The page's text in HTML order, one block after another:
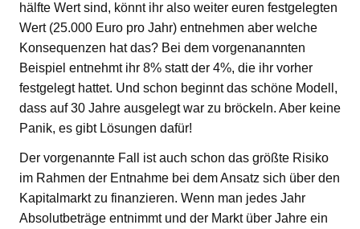
hälfte Wert sind, könnt ihr also weiter euren festgelegten
Wert (25.000 Euro pro Jahr) entnehmen aber welche
Konsequenzen hat das? Bei dem vorgenanannten
Beispiel entnehmt ihr 8% statt der 4%, die ihr vorher
festgelegt hattet. Und schon beginnt das schöne Modell,
dass auf 30 Jahre ausgelegt war zu bröckeln. Aber keine
Panik, es gibt Lösungen dafür!
Der vorgenannte Fall ist auch schon das größte Risiko
im Rahmen der Entnahme bei dem Ansatz sich über den
Kapitalmarkt zu finanzieren. Wenn man jedes Jahr
Absolutbeträge entnimmt und der Markt über Jahre ein